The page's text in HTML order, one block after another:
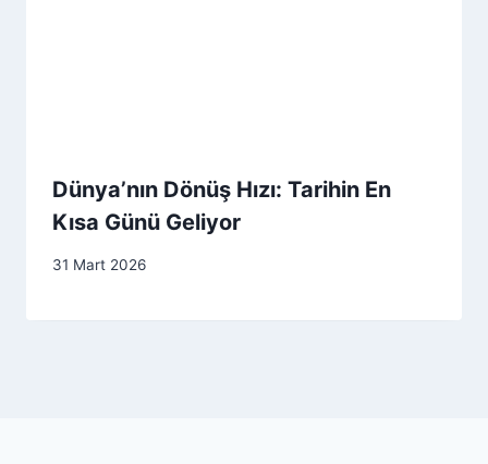
Dünya’nın Dönüş Hızı: Tarihin En
Kısa Günü Geliyor
31 Mart 2026